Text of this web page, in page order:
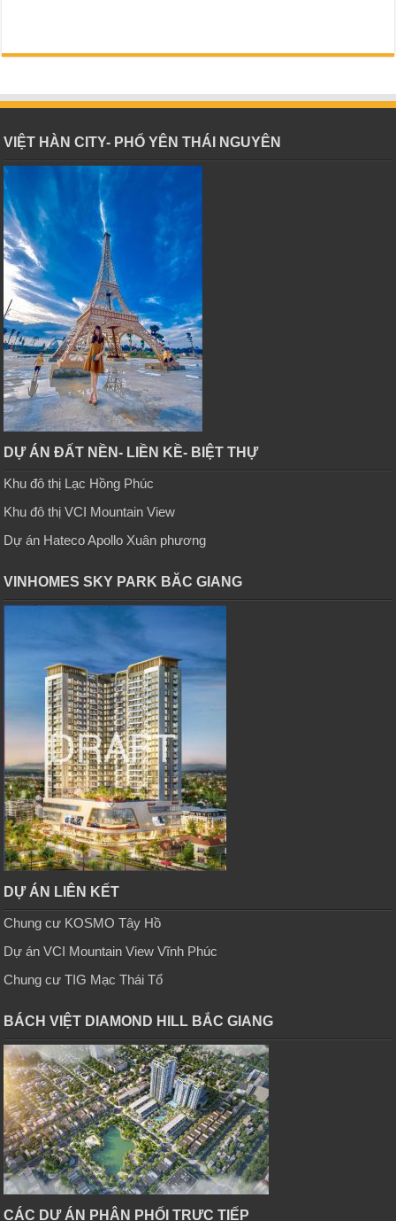
VIỆT HÀN CITY- PHỔ YÊN THÁI NGUYÊN
DỰ ÁN ĐẤT NỀN- LIỀN KỀ- BIỆT THỰ
Khu đô thị Lạc Hồng Phúc
Khu đô thị VCI Mountain View
Dự án Hateco Apollo Xuân phương
VINHOMES SKY PARK BĂC GIANG
DỰ ÁN LIÊN KẾT
Chung cư KOSMO Tây Hồ
Dự án VCI Mountain View Vĩnh Phúc
Chung cư TIG Mạc Thái Tổ
BÁCH VIỆT DIAMOND HILL BẮC GIANG
CÁC DỰ ÁN PHÂN PHỐI TRỰC TIẾP